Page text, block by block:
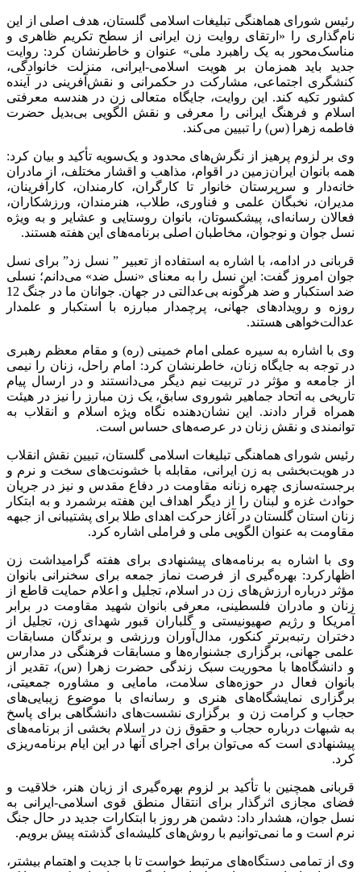
رئیس شورای هماهنگی تبلیغات اسلامی گلستان، هدف اصلی از این
نام‌گذاری را «ارتقای روایت زن ایرانی از سطح تکریم ظاهری و
مناسک‌محور به یک راهبرد ملی» عنوان و خاطرنشان کرد: روایت
جدید باید همزمان بر هویت اسلامی-ایرانی، منزلت خانوادگی،
کنشگری اجتماعی، مشارکت در حکمرانی و نقش‌آفرینی در آینده
کشور تکیه کند. این روایت، جایگاه متعالی زن در هندسه معرفتی
اسلام و فرهنگ ایرانی را معرفی و نقش الگویی بی‌بدیل حضرت
فاطمه زهرا (س) را تبیین می‌کند.
وی بر لزوم پرهیز از نگرش‌های محدود و یک‌سویه تأکید و بیان کرد:
همه بانوان ایران‌زمین در اقوام، مذاهب و اقشار مختلف، از مادران
خانه‌دار و سرپرستان خانوار تا کارگران، کارمندان، کارآفرینان،
مدیران، نخبگان علمی و فناوری، طلاب، هنرمندان، ورزشکاران،
فعالان رسانه‌ای، پیشکسوتان، بانوان روستایی و عشایر و به ویژه
نسل جوان و نوجوان، مخاطبان اصلی برنامه‌های این هفته هستند.
قربانی در ادامه، با اشاره به استفاده از تعبیر ” نسل زد” برای نسل
جوان امروز گفت: این نسل را به معنای «نسل ضد» می‌دانم؛ نسلی
ضد استکبار و ضد هرگونه بی‌عدالتی در جهان. جوانان ما در جنگ 12
روزه و رویدادهای جهانی، پرچمدار مبارزه با استکبار و علمدار
عدالت‌خواهی هستند.
وی با اشاره به سیره عملی امام خمینی (ره) و مقام معظم رهبری
در توجه به جایگاه زنان، خاطرنشان کرد: امام راحل، زنان را نیمی
از جامعه و مؤثر در تربیت نیم دیگر می‌دانستند و در ارسال پیام
تاریخی به اتحاد جماهیر شوروی سابق، یک زن مبارز را نیز در هیئت
همراه قرار دادند. این نشان‌دهنده نگاه ویژه اسلام و انقلاب به
توانمندی و نقش زنان در عرصه‌های حساس است.
رئیس شورای هماهنگی تبلیغات اسلامی گلستان، تبیین نقش انقلاب
در هویت‌بخشی به زن ایرانی، مقابله با خشونت‌های سخت و نرم و
برجسته‌سازی چهره زنانه مقاومت در دفاع مقدس و نیز در جریان
حوادث غزه و لبنان را از دیگر اهداف این هفته برشمرد و به ابتکار
زنان استان گلستان در آغاز حرکت اهدای طلا برای پشتیبانی از جبهه
مقاومت به عنوان الگویی ملی و فراملی اشاره کرد.
وی با اشاره به برنامه‌های پیشنهادی برای هفته گرامیداشت زن
اظهارکرد: بهره‌گیری از فرصت نماز جمعه برای سخنرانی بانوان
مؤثر درباره ارزش‌های زن در اسلام، تجلیل و اعلام حمایت قاطع از
زنان و مادران فلسطینی، معرفی بانوان شهید مقاومت در برابر
آمریکا و رژیم صهیونیستی و گلباران قبور شهدای زن، تجلیل از
دختران رتبه‌برتر کنکور، مدال‌آوران ورزشی و برندگان مسابقات
علمی جهانی، برگزاری جشنواره‌ها و مسابقات فرهنگی در مدارس
و دانشگاه‌ها با محوریت سبک زندگی حضرت زهرا (س)، تقدیر از
بانوان فعال در حوزه‌های سلامت، مامایی و مشاوره جمعیتی،
برگزاری نمایشگاه‌های هنری و رسانه‌ای با موضوع زیبایی‌های
حجاب و کرامت زن و برگزاری نشست‌های دانشگاهی برای پاسخ
به شبهات درباره حجاب و حقوق زن در اسلام بخشی از برنامه‌های
پیشنهادی است که می‌توان برای اجرای آنها در این ایام برنامه‌ریزی
کرد.
قربانی همچنین با تأکید بر لزوم بهره‌گیری از زبان هنر، خلاقیت و
فضای مجازی اثرگذار برای انتقال منطق قوی اسلامی-ایرانی به
نسل جوان، هشدار داد: دشمن هر روز با ابتکارات جدید در حال جنگ
نرم است و ما نمی‌توانیم با روش‌های کلیشه‌ای گذشته پیش برویم.
وی از تمامی دستگاه‌های مرتبط خواست تا با جدیت و اهتمام بیشتر،